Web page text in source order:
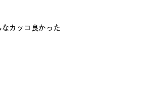
カッコ良かった